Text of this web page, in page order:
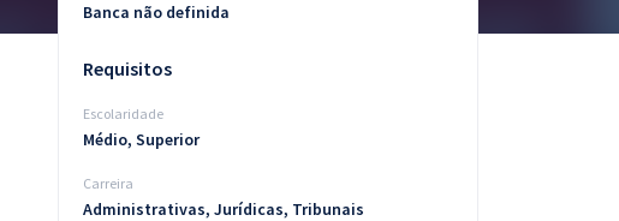
Banca não definida
Requisitos
Escolaridade
Médio, Superior
Carreira
Administrativas, Jurídicas, Tribunais